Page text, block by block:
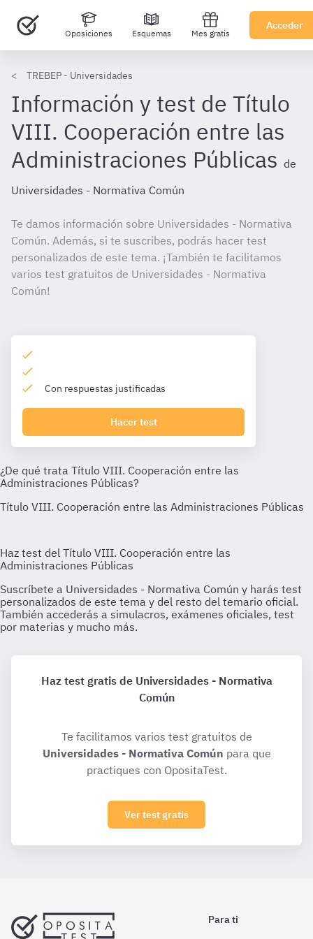
Oposiciones Esquemas Mes gratis
Acceder
TREBEP - Universidades
Información y test de Título
VIII. Cooperación entre las
Administraciones Públicas de
Universidades - Normativa Común
Te damos información sobre Universidades - Normativa
Común. Además, si te suscribes, podrás hacer test
personalizados de este tema. ¡También te facilitamos
varios test gratuitos de Universidades - Normativa
Común!
Con respuestas justificadas
Hacer test
Haz test gratis de Universidades - Normativa
Común
Te facilitamos varios test gratuitos de
Universidades - Normativa Común para que
practiques con OpositaTest.
Ver test gratis
Para ti